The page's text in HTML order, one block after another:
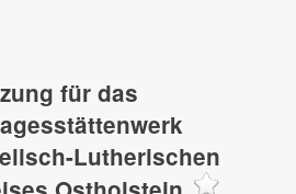
für das
Lutherischen